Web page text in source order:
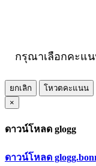
กรุณาเลือกคะแ
ยกเลิก
โหวตคะแนน
×
ดาวน์โหลด glogg
ดาวน์โหลด